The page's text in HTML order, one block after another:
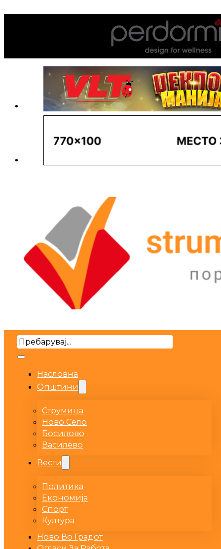
Search
Насловна
Општини
Струмица
Ново Село
Босилово
Василево
Вести
Политика
Економија
Спорт
Култура
Ново Во Градот